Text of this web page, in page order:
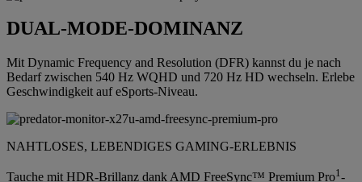
DUAL-MODE-DOMINANZ
Mit Dynamic Frequency and Resolution (DFR) kannst du je nach
Bedarf zwischen 540 Hz WQHD und 720 Hz HD wechseln. Erlebe
Geschwindigkeit auf eSports-Niveau.
NAHTLOSES, LEBENDIGES GAMING-ERLEBNIS
Tauche mit HDR-Brillanz dank AMD FreeSync™ Premium Pro1-